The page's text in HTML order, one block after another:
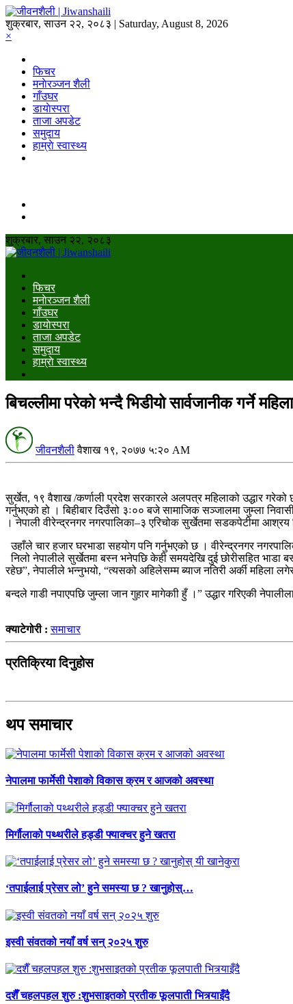
शुक्रबार, साउन २२, २०८३ | Saturday, August 8, 2026
×
फिचर
मनाेरञ्जन शैली
गाँउघर
डायाेस्परा
ताजा अपडेट
समुदाय
हाम्राे स्वास्थ्य
शुक्रबार, साउन २२, २०८३
फिचर
मनाेरञ्जन शैली
गाँउघर
डायाेस्परा
ताजा अपडेट
समुदाय
हाम्राे स्वास्थ्य
बिचल्लीमा परेको भन्दै भिडीयो सार्वजानीक गर्ने
जीवनशैली वैशाख १९, २०७७ ५:२० AM
सुर्खेत, १९ वैशाख /कर्णाली प्रदेश सरकारले अलपत्र महिलाको उद्धार गरेको छ
गर्नुभएको हो । बिहीबार दिउँसो ३ः०० बजे सामाजिक सञ्जालमा जुम्ला
। नेपाली वीरेन्द्रनगर नगरपालिका–३ एरिचोक सुर्खेतमा सडकपेटीमा
उहाँले चार हजार घरभाडा सहयोग पनि गर्नुभएको छ । वीरेन्द्रनगर
निलो नेपालीले सुर्खेतमा बस्न भनेपछि केही समयदेखि दुई छोरीसहित भाडा
रहेछ”, नेपालीले भन्नुभयो, “त्यसको अहिलेसम्म ब्याज नतिरी अर्की महिला
बन्दले गाडी नपाएपछि जुम्ला जान गुहार मागेकाी हुँ ।” उद्धार गरिएकी
क्याटेगोरी :समाचार
प्रतिक्रिया दिनुहोस
थप समाचार
नेपालमा फार्मेसी पेशाको विकास क्रम र आजको अवस्था
मिर्गौलाको पथ्थरीले हड्डी फ्याक्चर हुने खतरा
‘तपाईलाई प्रेसर लो’ हुने समस्या छ ? खानुहोस्…
इस्वी संवतको नयाँ वर्ष सन् २०२५ शुरु
दशैँ चहलपहल शुरु :शुभसाइतको प्रतीक फूलपाती भित्र्याइँदै